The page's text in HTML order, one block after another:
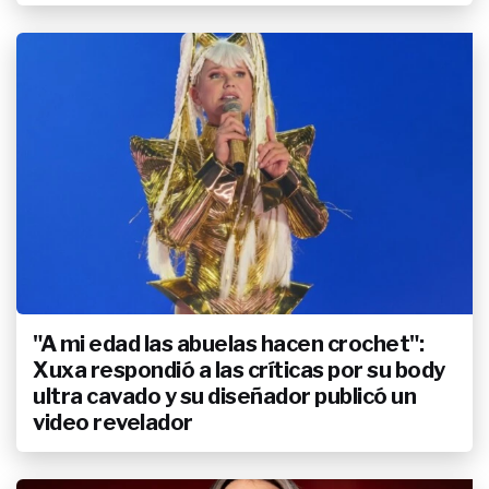
"A mi edad las abuelas hacen crochet":
Xuxa respondió a las críticas por su body
ultra cavado y su diseñador publicó un
video revelador